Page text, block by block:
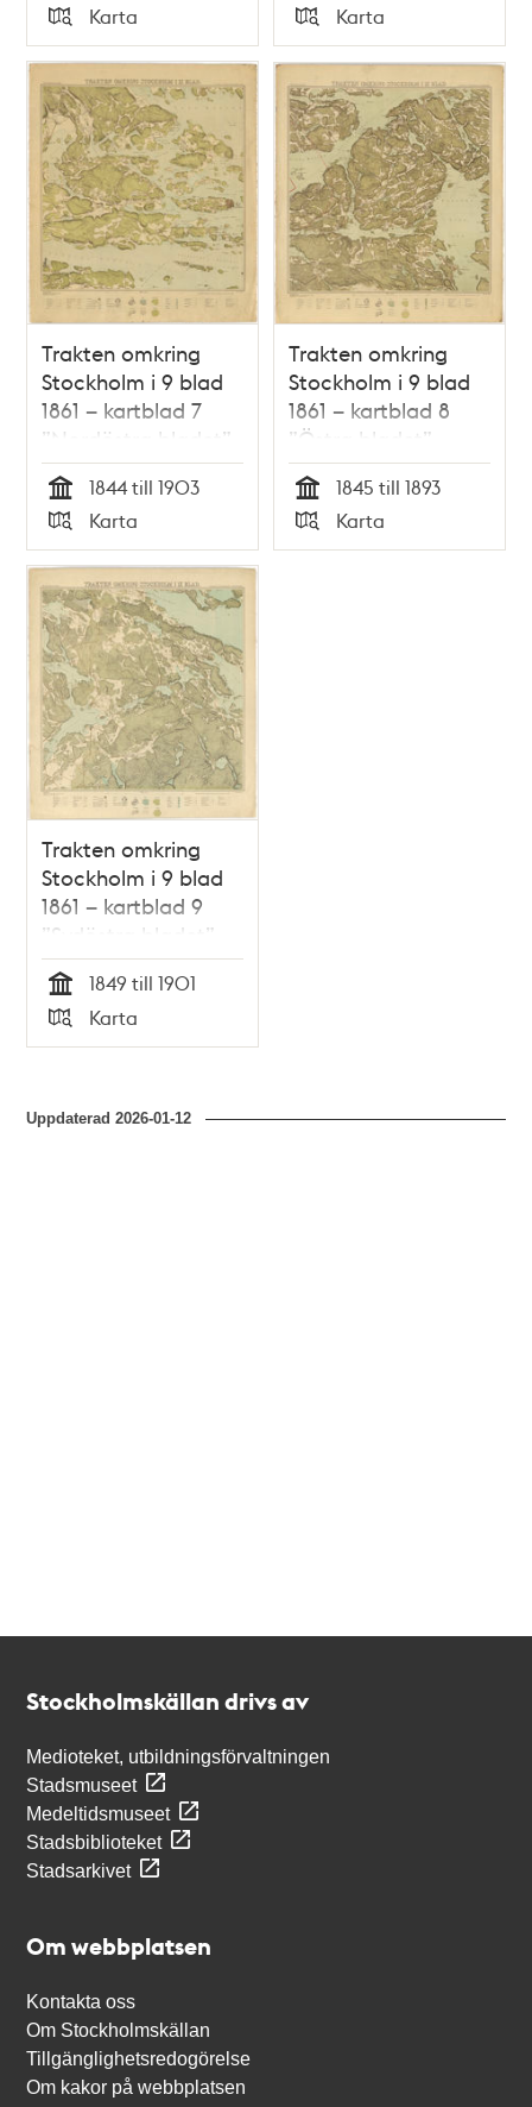
Tid
Typ
Karta Tid
Typ
Karta
Trakten omkring
Stockholm i 9 blad
1861 – kartblad 7
”Nordöstra bladet”,
översett 1892
Tid
1844 till 1903
Typ
Karta
Trakten omkring
Stockholm i 9 blad
1861 – kartblad 8
”Östra bladet”,
översett 1893
Tid
1845 till 1893
Typ
Karta
Trakten omkring
Stockholm i 9 blad
1861 – kartblad 9
”Sydöstra bladet”,
översett 1893
Tid
1849 till 1901
Typ
Karta
Uppdaterad2026-01-12
Stockholmskällan drivs av
Medioteket, utbildningsförvaltningen
Stadsmuseet
Medeltidsmuseet
Stadsbiblioteket
Stadsarkivet
Om webbplatsen
Kontakta oss
Om Stockholmskällan
Tillgänglighetsredogörelse
Om kakor på webbplatsen